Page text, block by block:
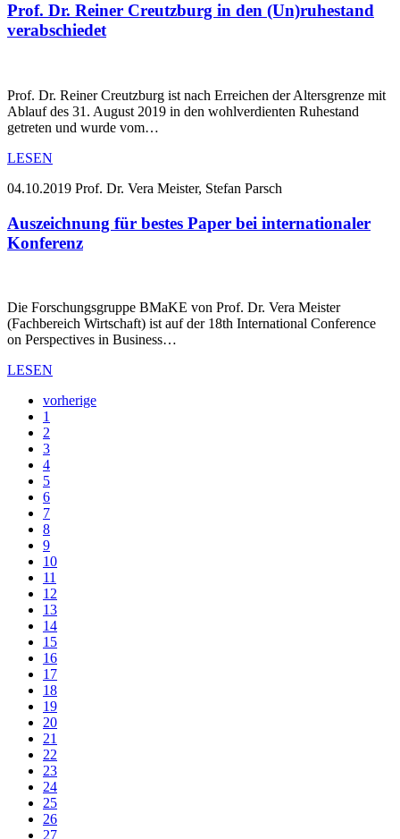
Prof. Dr. Reiner Creutzburg in den (Un)ruhestand
verabschiedet
Prof. Dr. Reiner Creutzburg ist nach Erreichen der Altersgrenze mit
Ablauf des 31. August 2019 in den wohlverdienten Ruhestand
getreten und wurde vom…
LESEN
04.10.2019 Prof. Dr. Vera Meister, Stefan Parsch
Auszeichnung für bestes Paper bei internationaler
Konferenz
Die Forschungsgruppe BMaKE von Prof. Dr. Vera Meister
(Fachbereich Wirtschaft) ist auf der 18th International Conference
on Perspectives in Business…
LESEN
vorherige
1
2
3
4
5
6
7
8
9
10
11
12
13
14
15
16
17
18
19
20
21
22
23
24
25
26
27